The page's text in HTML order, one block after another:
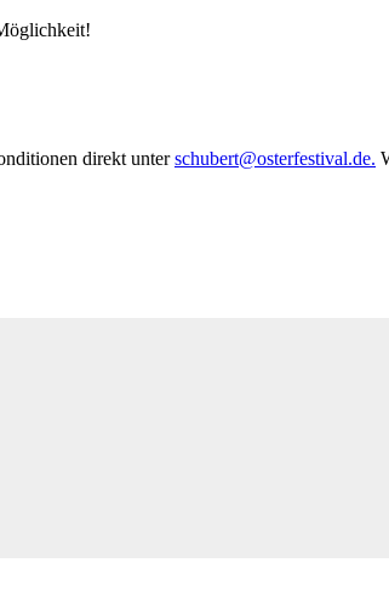
direkt unterschubert@osterfestival.de.